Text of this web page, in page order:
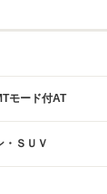
モード付AT
・ＳＵＶ